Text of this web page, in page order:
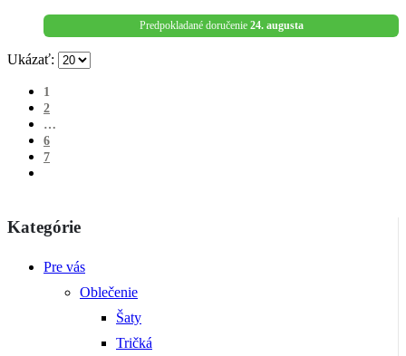
Predpokladané doručenie 24. augusta
Ukázať:
1
2
…
6
7
Kategórie
Pre vás
Oblečenie
Šaty
Tričká